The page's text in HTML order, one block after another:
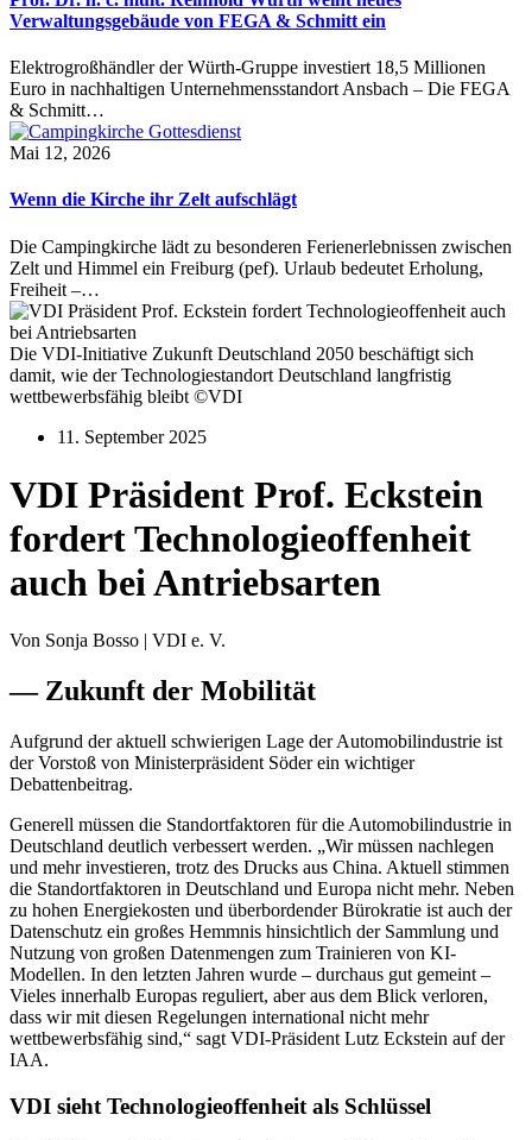
Verwaltungsgebäude von FEGA & Schmitt ein
Elektrogroßhändler der Würth-Gruppe investiert 18,5 Millionen
Euro in nachhaltigen Unternehmensstandort Ansbach – Die FEGA
& Schmitt…
Mai 12, 2026
Wenn die Kirche ihr Zelt aufschlägt
Die Campingkirche lädt zu besonderen Ferienerlebnissen zwischen
Zelt und Himmel ein Freiburg (pef). Urlaub bedeutet Erholung,
Freiheit –…
Die VDI-Initiative Zukunft Deutschland 2050 beschäftigt sich
damit, wie der Technologiestandort Deutschland langfristig
wettbewerbsfähig bleibt ©VDI
11. September 2025
VDI Präsident Prof. Eckstein
fordert Technologieoffenheit
auch bei Antriebsarten
Von Sonja Bosso | VDI e. V.
— Zukunft der Mobilität
Aufgrund der aktuell schwierigen Lage der Automobilindustrie ist
der Vorstoß von Ministerpräsident Söder ein wichtiger
Debattenbeitrag.
Generell müssen die Standortfaktoren für die Automobilindustrie in
Deutschland deutlich verbessert werden. „Wir müssen nachlegen
und mehr investieren, trotz des Drucks aus China. Aktuell stimmen
die Standortfaktoren in Deutschland und Europa nicht mehr. Neben
zu hohen Energiekosten und überbordender Bürokratie ist auch der
Datenschutz ein großes Hemmnis hinsichtlich der Sammlung und
Nutzung von großen Datenmengen zum Trainieren von KI-
Modellen. In den letzten Jahren wurde – durchaus gut gemeint –
Vieles innerhalb Europas reguliert, aber aus dem Blick verloren,
dass wir mit diesen Regelungen international nicht mehr
wettbewerbsfähig sind,“ sagt VDI-Präsident Lutz Eckstein auf der
IAA.
VDI sieht Technologieoffenheit als Schlüssel